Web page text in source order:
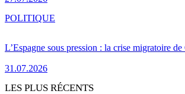
L’Espagne sous pression : la crise migratoire
31.07.2026
POLITIQUE
LES PLUS RÉCENTS